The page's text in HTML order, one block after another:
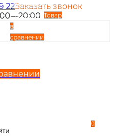
Избранное
Сравнение Товар
в
сравнении
22Заказать звонок
0